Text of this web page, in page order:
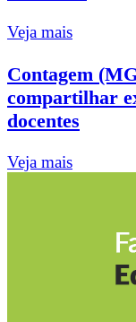
Veja mais
Contagem
compartilhar
docentes
Veja mais